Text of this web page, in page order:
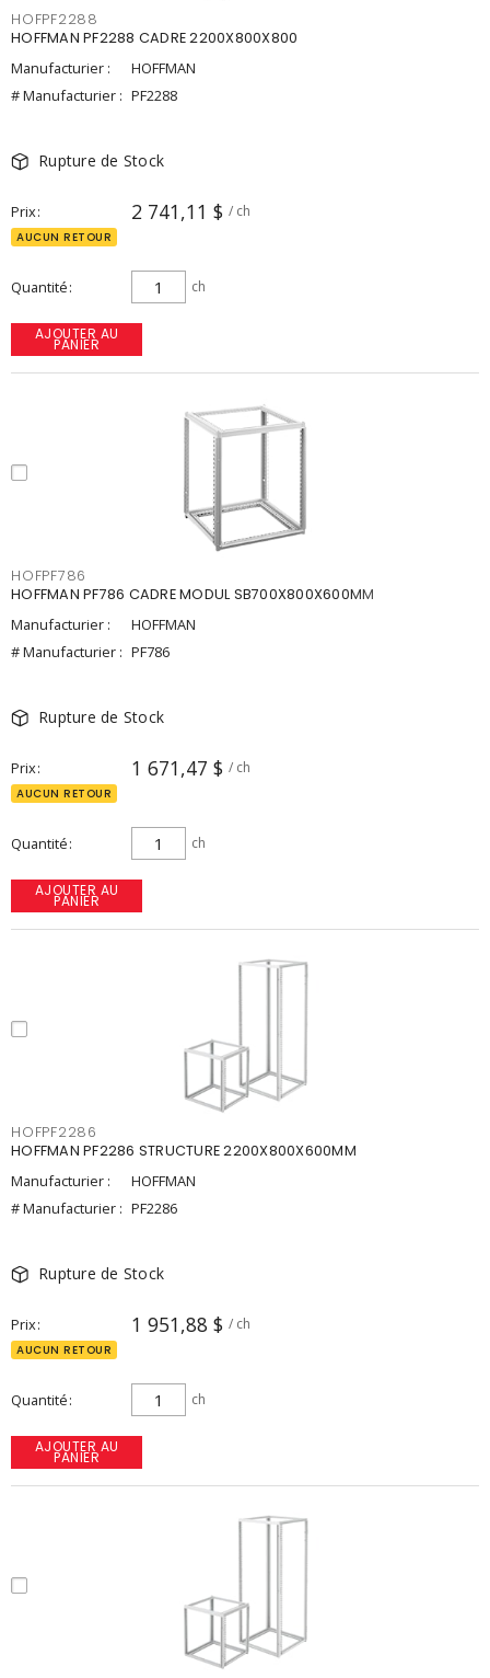
HOFPF2288
HOFFMAN PF2288 CADRE 2200X800X800
Manufacturier :
HOFFMAN
# Manufacturier : PF2288
Rupture de Stock
Prix 2 741,11 $ / ch
AUCUN RETOUR
Quantité ch
AJOUTER AU
PANIER
HOFPF786
HOFFMAN PF786 CADRE MODUL SB700X800X600MM
Manufacturier :
HOFFMAN
# Manufacturier : PF786
Rupture de Stock
Prix 1 671,47 $ / ch
AUCUN RETOUR
Quantité ch
AJOUTER AU
PANIER
HOFPF2286
HOFFMAN PF2286 STRUCTURE 2200X800X600MM
Manufacturier :
HOFFMAN
# Manufacturier : PF2286
Rupture de Stock
Prix 1 951,88 $ / ch
AUCUN RETOUR
Quantité ch
AJOUTER AU
PANIER